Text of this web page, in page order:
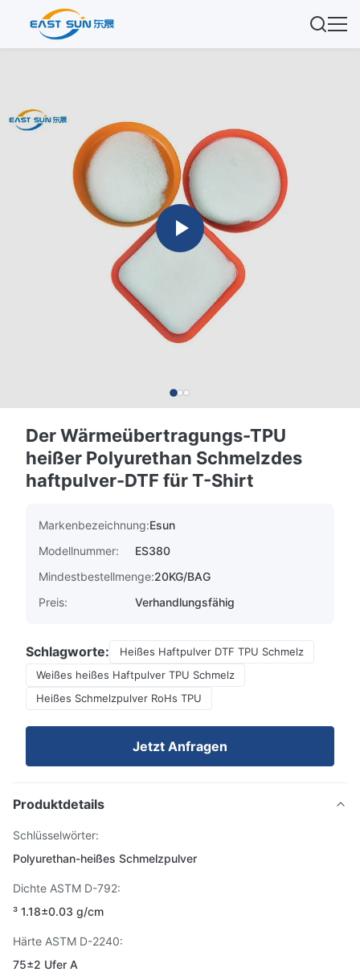
Der Wärmeübertragungs-TPU
heißer Polyurethan Schmelzdes
haftpulver-DTF für T-Shirt
Markenbezeichnung:Esun
Modellnummer:
ES380
Mindestbestellmenge:20KG/BAG
Preis:
Verhandlungsfähig
Schlagworte:
Heißes Haftpulver DTF TPU Schmelz
Weißes heißes Haftpulver TPU Schmelz
Heißes Schmelzpulver RoHs TPU
Jetzt Anfragen
Produktdetails
Schlüsselwörter:
Polyurethan-heißes Schmelzpulver
Dichte ASTM D-792:
³ 1.18±0.03 g/cm
Härte ASTM D-2240:
75±2 Ufer A